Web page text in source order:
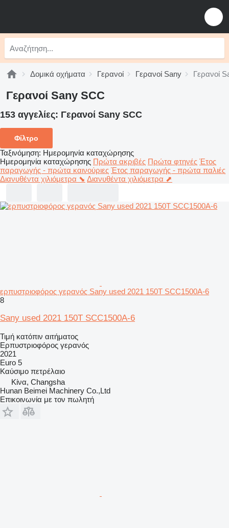
Δομικά οχήματα Γερανοί Γερανοί Sany Γερανοί
Γερανοί Sany SCC
153 αγγελίες: Γερανοί Sany SCC
Φίλτρο
Ταξινόμηση: Ημερομηνία καταχώρησης
Ημερομηνία καταχώρησης Πρώτα ακριβές Πρώτα φτηνές Έτος
παραγωγής - πρώτα καινούριες Έτος παραγωγής - πρώτα παλιές
Διανυθέντα χιλιόμετρα ⬊ Διανυθέντα χιλιόμετρα ⬈
ερπυστριοφόρος γερανός Sany used 2021 150T SCC1500A-6
8
Sany used 2021 150T SCC1500A-6
Τιμή κατόπιν αιτήματος
Ερπυστριοφόρος γερανός
2021
Euro 5
Καύσιμο πετρέλαιο
Κίνα, Changsha
Hunan Beimei Machinery Co.,Ltd
Επικοινωνία με τον πωλητή